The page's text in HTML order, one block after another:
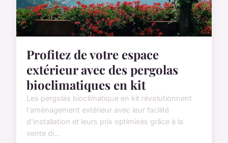
Profitez de votre espace
extérieur avec des pergolas
bioclimatiques en kit
Les pergolas bioclimatique en kit révolutionnent
l'aménagement extérieur avec leur facilité
d'installation et leurs prix optimisés grâce à la
vente di...